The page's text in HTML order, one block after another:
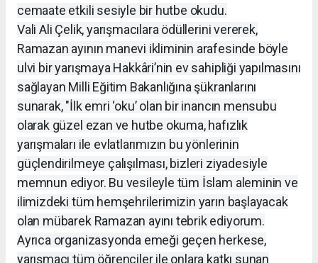
cemaate etkili sesiyle bir hutbe okudu.
Vali Ali Çelik, yarışmacılara ödüllerini vererek,
Ramazan ayının manevi ikliminin arafesinde böyle
ulvi bir yarışmaya Hakkâri’nin ev sahipliği yapılmasını
sağlayan Milli Eğitim Bakanlığına şükranlarını
sunarak, "İlk emri ‘oku’ olan bir inancın mensubu
olarak güzel ezan ve hutbe okuma, hafızlık
yarışmaları ile evlatlarımızın bu yönlerinin
güçlendirilmeye çalışılması, bizleri ziyadesiyle
memnun ediyor. Bu vesileyle tüm İslam aleminin ve
ilimizdeki tüm hemşehrilerimizin yarın başlayacak
olan mübarek Ramazan ayını tebrik ediyorum.
Ayrıca organizasyonda emeği geçen herkese,
yarışmacı tüm öğrenciler ile onlara katkı sunan